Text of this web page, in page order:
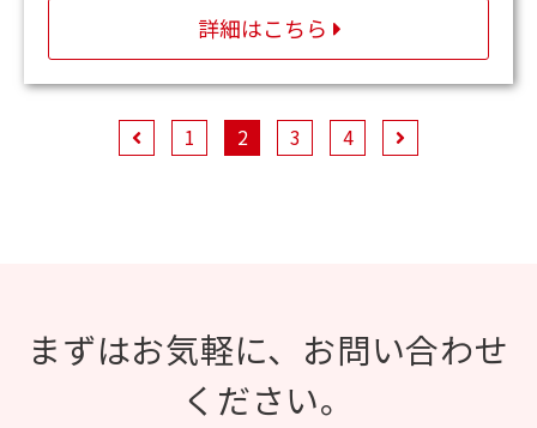
詳細はこちら
1 2 3 4
まずはお気軽に、お問い合わせ
ください。